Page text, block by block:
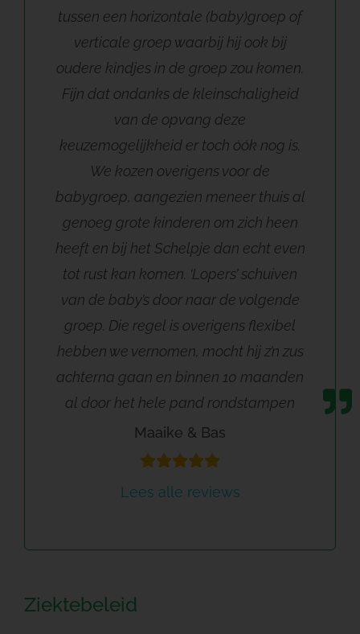
tussen een horizontale (baby)groep of
verticale groep waarbij hij ook bij
oudere kindjes in de groep zou komen.
Fijn dat ondanks de kleinschaligheid
van de opvang deze
keuzemogelijkheid er toch óók nog is.
We kozen overigens voor de
babygroep, aangezien meneer thuis al
genoeg grote kinderen om zich heen
heeft en bij het Schelpje dan echt even
tot rust kan komen. ‘Lopers’ schuiven
van de baby’s door naar de volgende
groep. Die regel is overigens flexibel
hebben we vernomen, mocht hij z’n zus
achterna gaan en binnen 10 maanden
al door het hele pand rondstampen
Maaike & Bas
Lees alle reviews
Ziektebeleid